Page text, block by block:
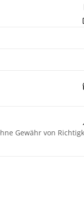
Gewähr von